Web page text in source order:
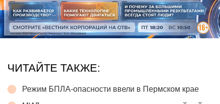
ЧИТАЙТЕ ТАКЖЕ:
Режим БПЛА-опасности ввели в Пермском крае